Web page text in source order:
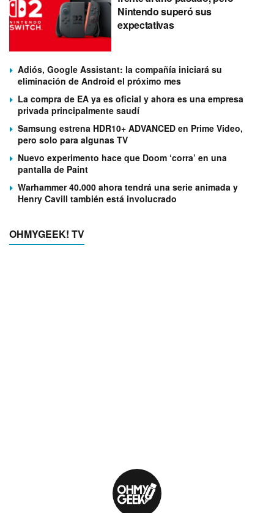
Nintendo superó sus
expectativas
Adiós, Google Assistant: la compañía iniciará su
eliminación de Android el próximo mes
La compra de EA ya es oficial y ahora es una empresa
privada principalmente saudí
Samsung estrena HDR10+ ADVANCED en Prime Video,
pero solo para algunas TV
Nuevo experimento hace que Doom ‘corra’ en una
pantalla de Paint
Warhammer 40.000 ahora tendrá una serie animada y
Henry Cavill también está involucrado
OHMYGEEK! TV